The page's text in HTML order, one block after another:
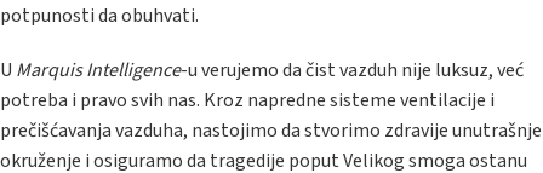
potpunosti da obuhvati.
U Marquis Intelligence-u verujemo da čist vazduh nije luksuz, već
potreba i pravo svih nas. Kroz napredne sisteme ventilacije i
prečišćavanja vazduha, nastojimo da stvorimo zdravije unutrašnje
okruženje i osiguramo da tragedije poput Velikog smoga ostanu